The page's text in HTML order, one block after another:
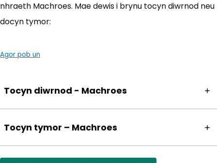
nhraeth Machroes. Mae dewis i brynu tocyn diwrnod neu
docyn tymor:
Agor pob un
Tocyn diwrnod - Machroes
Tocyn tymor – Machroes